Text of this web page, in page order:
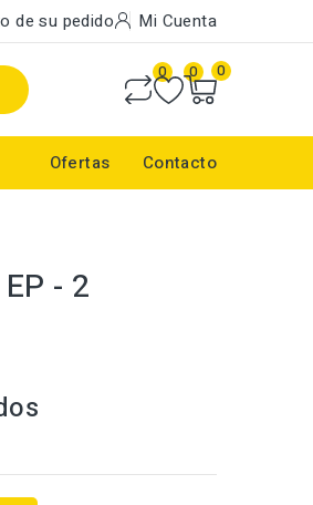
de su pedido Mi Cuenta
0 0 0
Ofertas Contacto
- 2